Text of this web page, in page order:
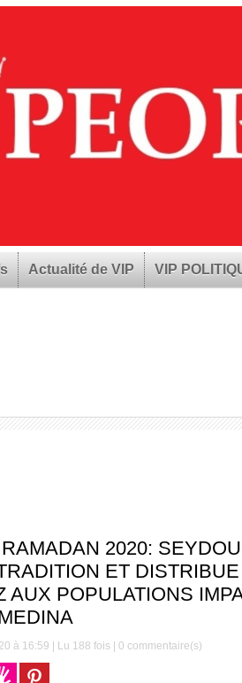
Actualité de VIP VIP
2020:
ET
AUX POPULATIONS
à 16:59 | Lu 188 fois |0 commentaire(s)